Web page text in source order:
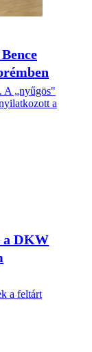
A „nyűgös"
a
a DKW
a feltárt